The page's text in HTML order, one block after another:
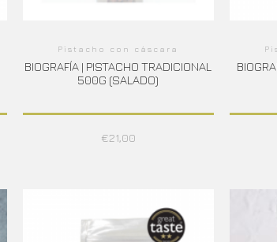
Pistacho con cáscara
BIOGRAFÍA | PISTACHO TRADICIONAL
500G (SALADO)
€21,00